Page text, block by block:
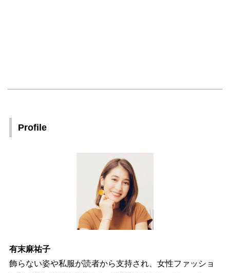
Profile
有末麻祐子
飾らない姿や私服が読者から支持され、女性ファッショ